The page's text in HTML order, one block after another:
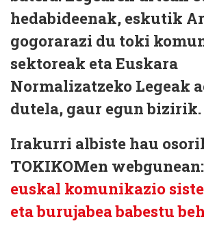
hedabideenak, eskutik
gogorarazi du toki
sektoreak eta Euskara
Normalizatzeko Legeak
dutela, gaur egun bizirik.
Irakurri albiste hau
TOKIKOMen webgunean:
euskal komunikazio
eta burujabea babestu